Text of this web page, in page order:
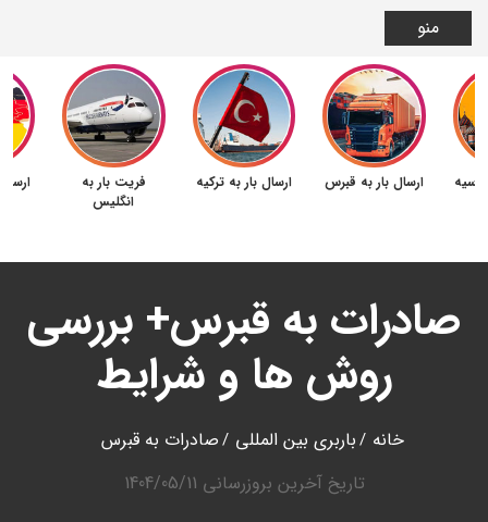
منو
فریت بار به
انگلیس
ارسال بار به ترکیه ارسال بار به قبرس
صادرات به قبرس+ بررسی
روش ها و شرایط
خانه باربری بین المللی
صادرات به قبرس
تاریخ آخرین بروزرسانی 1404/05/11